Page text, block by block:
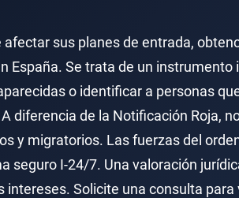
Extradición
afectar sus planes de entrada,
España. Se trata de un instrumento
o identificar a personas
diferencia de la Notificación Roja,
y migratorios. Las fuerzas del
seguro I-24/7. Una valoración
intereses. Solicite una consulta